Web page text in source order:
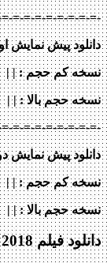
=-=-=-=-=-=-=-=-
دانلود پیش نمایش اول فیلم با
نسخه کم حجم: | |
نسخه حجم بالا: | |
=-=-=-=-=-=-=-=-
دانلود پیش نمایش دوم فیلم
نسخه کم حجم: | |
نسخه حجم بالا: | |
دانلود فیلم Final Score 2018